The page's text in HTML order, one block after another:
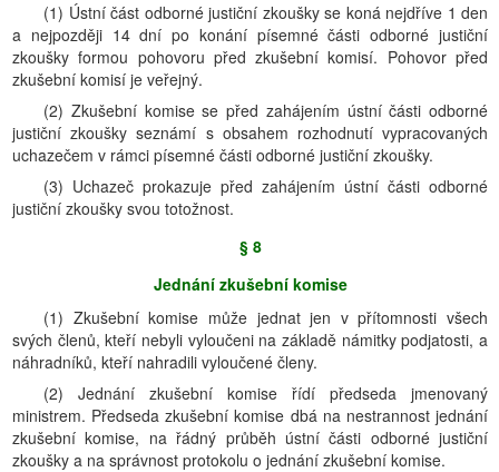
(1) Ústní část odborné justiční zkoušky se koná nejdříve 1 den
a nejpozději 14 dní po konání písemné části odborné justiční
zkoušky formou pohovoru před zkušební komisí. Pohovor před
zkušební komisí je veřejný.
(2) Zkušební komise se před zahájením ústní části odborné
justiční zkoušky seznámí s obsahem rozhodnutí vypracovaných
uchazečem v rámci písemné části odborné justiční zkoušky.
(3) Uchazeč prokazuje před zahájením ústní části odborné
justiční zkoušky svou totožnost.
§ 8
Jednání zkušební komise
(1) Zkušební komise může jednat jen v přítomnosti všech
svých členů, kteří nebyli vyloučeni na základě námitky podjatosti, a
náhradníků, kteří nahradili vyloučené členy.
(2) Jednání zkušební komise řídí předseda jmenovaný
ministrem. Předseda zkušební komise dbá na nestrannost jednání
zkušební komise, na řádný průběh ústní části odborné justiční
zkoušky a na správnost protokolu o jednání zkušební komise.